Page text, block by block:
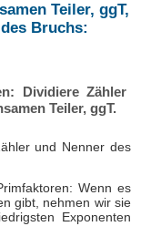
Teiler, ggT,
Bruchs:
Dividiere Zähler
Teiler, ggT.
und Nenner des
Wenn es
gibt, nehmen wir sie
Exponenten